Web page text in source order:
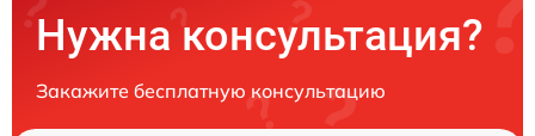
Нужна консультация?
Закажите бесплатную консультацию